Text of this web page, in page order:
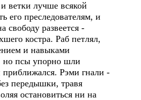
ветки лучше всякой
его преследователям, и
свободу развеется -
костра. Раб петлял,
и навыками
но псы упорно шли
Рэми гнали -
передышки, травя
остановиться ни на